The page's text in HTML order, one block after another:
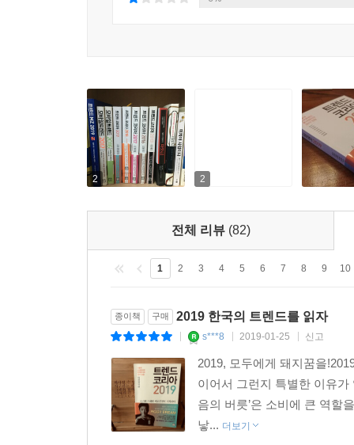
믿는 이들이다. 이들은 지금 이대로의 자연스러운
그들이 자신을 아끼는 방식은 타인의 기준에 맞춰
않는 것이었다. 하지만 이것이 진정 나를 사랑하
이다. 그래서 질문하기 시작했다. “왜 굳이 그런 노
_396쪽, [그곳만이 내 세상, 나나랜드] 중에서
그동안 ‘감정노동’에 시달려온 서비스업 근로자
2시간 근로나 워라밸 중시가 직장문화의 시간적?
한 ‘질적인’ 변화를 다룬다. 업주나 경영자 입장
요소들이 수면 위로 표출되고 있다.
_420쪽, [매너 소비자] 중에서
--- 본문 중에서
Data Intelligence 데이터지능
오늘 뭐 입을까? 내일 데이트 어디로 갈까? 점
인공지능을 넘어 데이터지능의 시대로 오면서
결정, 데시젼 포인트가 가까워오고 있다. 이제 데
화려한 변신이 사람들을 모으고 있다. ‘카멜레존
플래그십 스토어 등이 기존의 틀에서 벗어나
전략이 될 것이다.
Emerging ‘Millennial Family’ 밀레니얼 가족
‘3신가전’을 아는가? 밀레니얼 가족의 밥 잘 사
이들에게 맡기고 엄마들은 자신을 가꾸는 데 시
중이다. 밀레니얼 세대에게도 가족은 소중한 존
‘적정 행복’의 장소일 뿐이다. 21세기형 밀레니얼
2 2
전체 리뷰 (82)
1 2 3 4 5 6 7 8 9 10
종이책 구매 2019 한국의 트렌드를 읽자
s***8 2019-01-25 신고
2019, 모두에게 돼지꿈을
이어서 그런지 특별한 이유
음의 버릇’은 소비에 큰 역할
낳... 더보기